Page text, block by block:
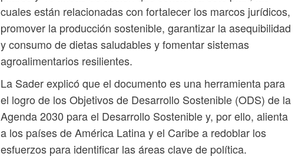
cuales están relacionadas con fortalecer los marcos jurídicos,
promover la producción sostenible, garantizar la asequibilidad
y consumo de dietas saludables y fomentar sistemas
agroalimentarios resilientes.
La Sader explicó que el documento es una herramienta para
el logro de los Objetivos de Desarrollo Sostenible (ODS) de la
Agenda 2030 para el Desarrollo Sostenible y, por ello, alienta
a los países de América Latina y el Caribe a redoblar los
esfuerzos para identificar las áreas clave de política.